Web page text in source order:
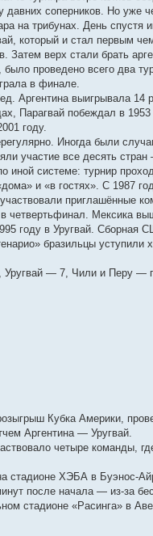
давних соперников. Но
на трибунах. День спустя
который и стал первым
Затем верх стали брать
проведено всего два
в финале.
Аргентина выигрывала
Парагвай побеждал в
году.
Иногда были
участие все десять
системе: турнир
и «в гостях». С 1987
четвертьфинал. Мексика
году в Уругвай.
бразильцы уступили
Уругвай — 7, Чили и Перу
Кубка Америки,
Аргентина — Уругвай.
четыре команды,
стадионе ХЭБА в Буэнос-
после начала — из-за
стадионе «Расинга» в